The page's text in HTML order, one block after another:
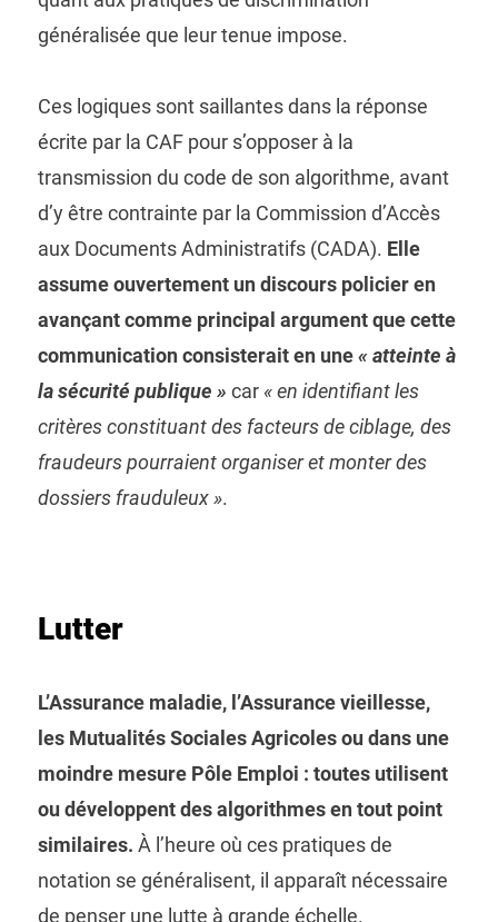
généralisée que leur tenue impose.
Ces logiques sont saillantes dans la réponse
écrite par la CAF pour s’opposer à la
transmission du code de son algorithme, avant
d’y être contrainte par la Commission d’Accès
aux Documents Administratifs (CADA). Elle
assume ouvertement un discours policier en
avançant comme principal argument que cette
communication consisterait en une« atteinte à
la sécurité publique » car « en identifiant les
critères constituant des facteurs de ciblage, des
fraudeurs pourraient organiser et monter des
dossiers frauduleux ».
Lutter
L’Assurance maladie, l’Assurance vieillesse,
les Mutualités Sociales Agricoles ou dans une
moindre mesure Pôle Emploi : toutes utilisent
ou développent des algorithmes en tout point
similaires. À l’heure où ces pratiques de
notation se généralisent, il apparaît nécessaire
de penser une lutte à grande échelle.